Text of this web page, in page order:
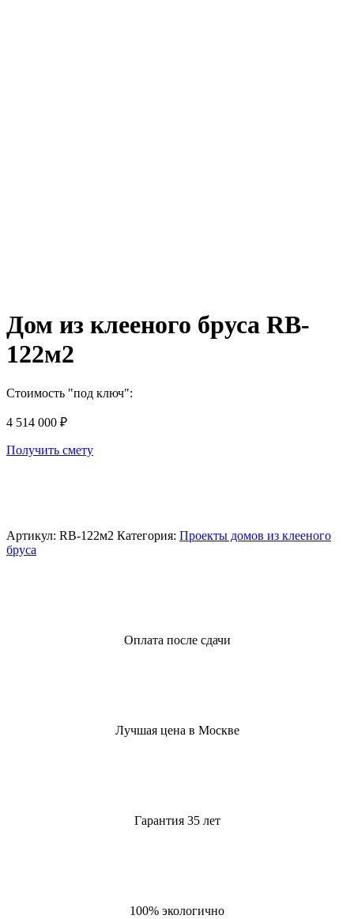
Дом из клееного бруса RB-
122м2
Стоимость "под ключ":
4 514 000 ₽
Получить смету
Артикул: RB-122м2 Категория: Проекты домов из клееного
бруса
Оплата после сдачи
Лучшая цена в Москве
Гарантия 35 лет
100% экологично